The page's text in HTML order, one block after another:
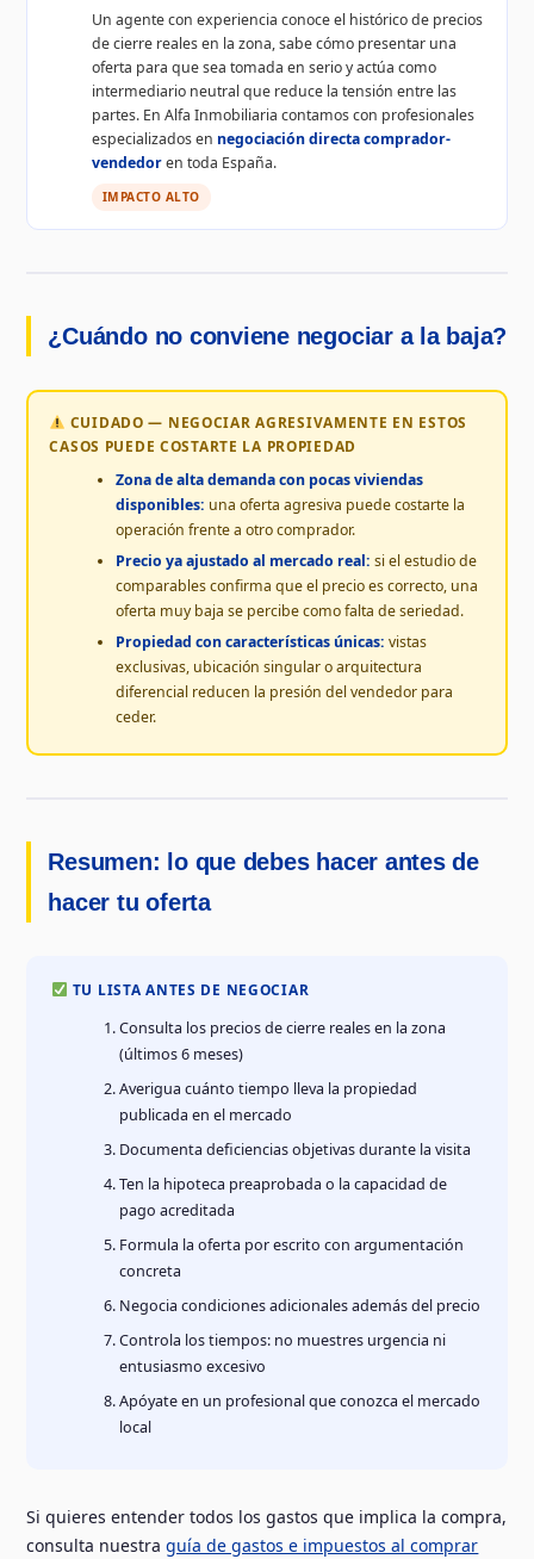
Un agente con experiencia conoce el histórico de precios
de cierre reales en la zona, sabe cómo presentar una
oferta para que sea tomada en serio y actúa como
intermediario neutral que reduce la tensión entre las
partes. En Alfa Inmobiliaria contamos con profesionales
especializados en negociación directa comprador-
vendedoren toda España.
IMPACTO ALTO
¿Cuándo no conviene negociar a la baja?
CUIDADO — NEGOCIAR AGRESIVAMENTE EN ESTOS
CASOS PUEDE COSTARTE LA PROPIEDAD
Zona de alta demanda con pocas viviendas
disponibles: una oferta agresiva puede costarte la
operación frente a otro comprador.
Precio ya ajustado al mercado real: si el estudio de
comparables confirma que el precio es correcto, una
oferta muy baja se percibe como falta de seriedad.
Propiedad con características únicas: vistas
exclusivas, ubicación singular o arquitectura
diferencial reducen la presión del vendedor para
ceder.
Resumen: lo que debes hacer antes de
hacer tu oferta
TU LISTA ANTES DE NEGOCIAR
Consulta los precios de cierre reales en la zona
(últimos 6 meses)
Averigua cuánto tiempo lleva la propiedad
publicada en el mercado
Documenta deficiencias objetivas durante la visita
Ten la hipoteca preaprobada o la capacidad de
pago acreditada
Formula la oferta por escrito con argumentación
concreta
Negocia condiciones adicionales además del precio
Controla los tiempos: no muestres urgencia ni
entusiasmo excesivo
Apóyate en un profesional que conozca el mercado
local
Si quieres entender todos los gastos que implica la compra,
consulta nuestraguía de gastos e impuestos al comprar